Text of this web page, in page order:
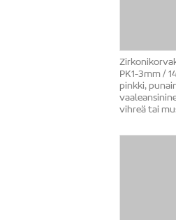
PK1-3mm /
pinkki,
vihreä tai